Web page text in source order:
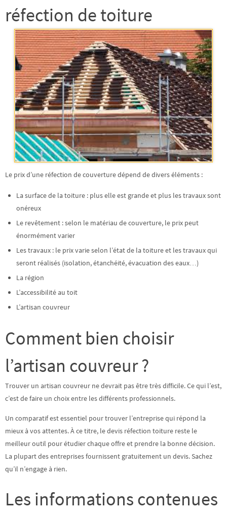
réfection de toiture
Le prix d’une réfection de couverture dépend de divers éléments :
La surface de la toiture : plus elle est grande et plus les travaux sont
onéreux
Le revêtement : selon le matériau de couverture, le prix peut
énormément varier
Les travaux : le prix varie selon l’état de la toiture et les travaux qui
seront réalisés (isolation, étanchéité, évacuation des eaux…)
La région
L’accessibilité au toit
L’artisan couvreur
Comment bien choisir
l’artisan couvreur ?
Trouver un artisan couvreur ne devrait pas être très difficile. Ce qui l’est,
c’est de faire un choix entre les différents professionnels.
Un comparatifest essentiel pour trouver l’entreprise qui répond la
mieux à vos attentes. À ce titre, ledevis réfection toiture reste le
meilleur outil pour étudier chaque offre et prendre la bonne décision.
La plupart des entreprises fournissent gratuitement un devis. Sachez
qu’il n’engage à rien.
Les informations contenues